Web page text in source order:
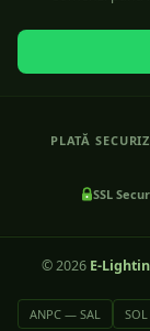
PLATĂ
SSL
©2026 E-
ANPC — SAL